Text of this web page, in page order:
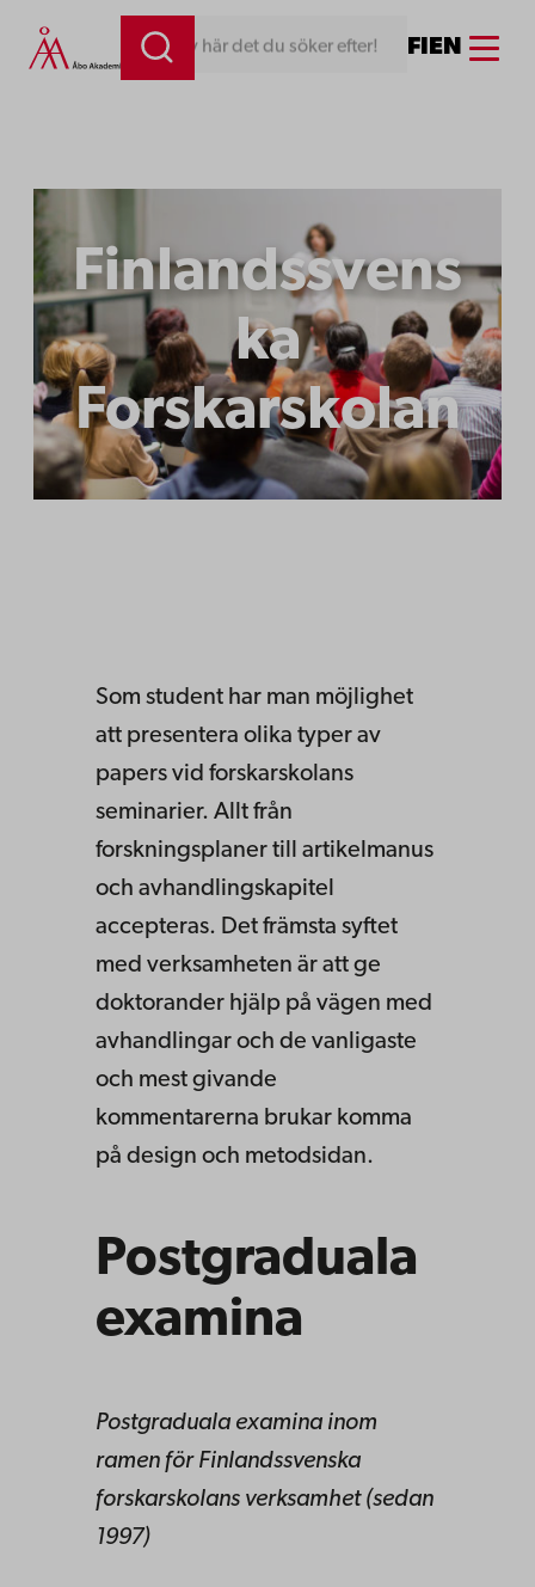
Hoppa
till
Skriv här det du söker efter! FIEN Menu
Finlandssvens
ka
Forskarskolan
Som student har man möjlighet
att presentera olika typer av
papers vid forskarskolans
seminarier. Allt från
forskningsplaner till artikelmanus
och avhandlingskapitel
accepteras. Det främsta syftet
med verksamheten är att ge
doktorander hjälp på vägen med
avhandlingar och de vanligaste
och mest givande
kommentarerna brukar komma
på design och metodsidan.
Postgraduala
examina
Postgraduala examina inom
ramen för Finlandssvenska
forskarskolans verksamhet (sedan
1997)